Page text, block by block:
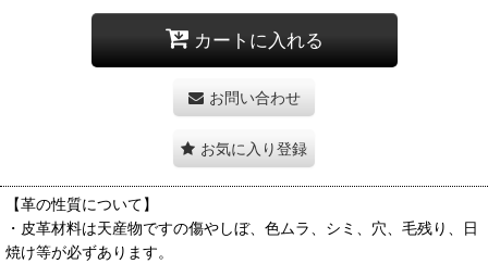
カートに入れる
お問い合わせ
お気に入り登録
【革の性質について】
・皮革材料は天産物ですの傷やしぼ、色ムラ、シミ、穴、毛残り、日
焼け等が必ずあります。